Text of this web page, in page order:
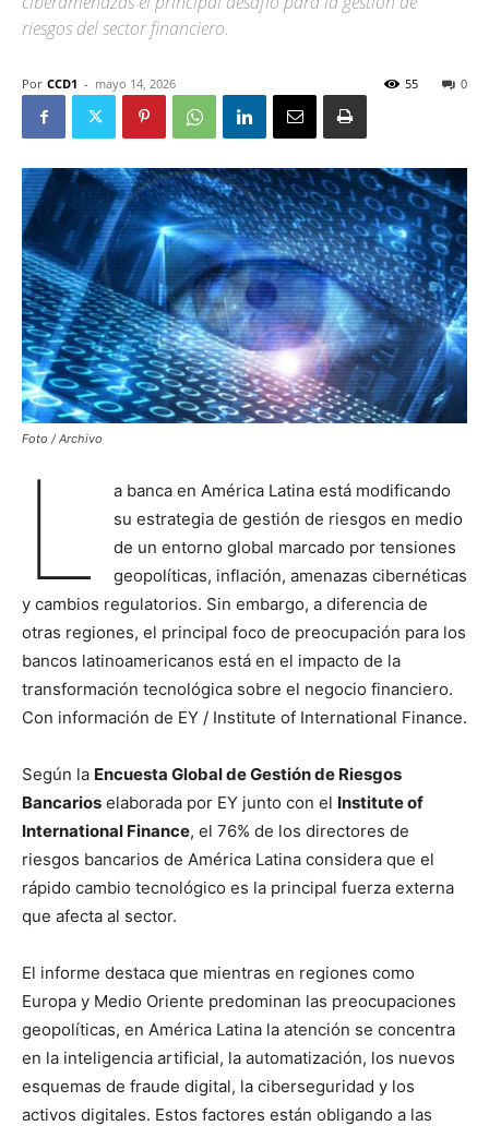
riesgos del sector financiero.
Por CCD1 - mayo 14, 2026 0
55
Foto / Archivo
L
a banca en América Latina está modificando
su estrategia de gestión de riesgos en medio
de un entorno global marcado por tensiones
geopolíticas, inflación, amenazas cibernéticas
y cambios regulatorios. Sin embargo, a diferencia de
otras regiones, el principal foco de preocupación para los
bancos latinoamericanos está en el impacto de la
transformación tecnológica sobre el negocio financiero.
Con información de EY / Institute of International Finance.
Según la Encuesta Global de Gestión de Riesgos
Bancarios elaborada por EY junto con el Institute of
International Finance, el 76% de los directores de
riesgos bancarios de América Latina considera que el
rápido cambio tecnológico es la principal fuerza externa
que afecta al sector.
El informe destaca que mientras en regiones como
Europa y Medio Oriente predominan las preocupaciones
geopolíticas, en América Latina la atención se concentra
en la inteligencia artificial, la automatización, los nuevos
esquemas de fraude digital, la ciberseguridad y los
activos digitales. Estos factores están obligando a las